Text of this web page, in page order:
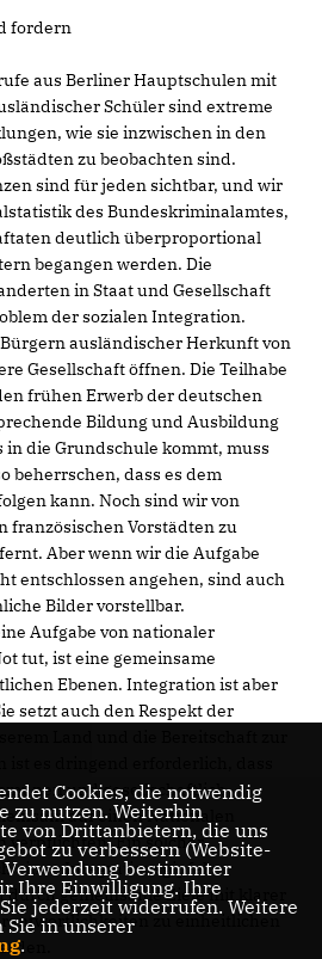
fordern
aus Berliner Hauptschulen mit
Schüler sind extreme
wie sie inzwischen in den
zu beobachten sind.
sind für jeden sichtbar, und wir
des Bundeskriminalamtes,
deutlich überproportional
begangen werden. Die
in Staat und Gesellschaft
der sozialen Integration.
ausländischer Herkunft von
Gesellschaft öffnen. Die Teilhabe
frühen Erwerb der deutschen
Bildung und Ausbildung
in die Grundschule kommt, muss
beherrschen, dass es dem
kann. Noch sind wir von
französischen Vorstädten zu
Aber wenn wir die Aufgabe
entschlossen angehen, sind auch
Bilder vorstellbar.
Aufgabe von nationaler
tut, ist eine gemeinsame
Ebenen. Integration ist aber
setzt auch den Respekt der
es dringend erforderlich, dass
und gesellschaftlich
auf einen Nationalen
verpflichten. Ein solcher
einen Integrationsgipfel
gemeinsame Ziele mit klarer
zu einheitlichen
Cookies, die notwendig
zu nutzen. Weiterhin
von Drittanbietern, die uns
zu verbessern (Website-
bestimmter
Ihre Einwilligung. Ihre
jederzeit widerrufen. Weitere
in unserer
.